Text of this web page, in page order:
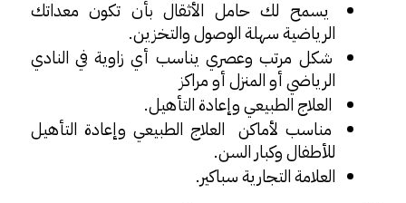
الرياضية سهلة الوصول والتخزين.
الرياضي أو المنزل أو مراكز
العلاج الطبيعي وإعادة التأهيل.
للأطفال وكبار السن.
العلامة التجارية سباكير.